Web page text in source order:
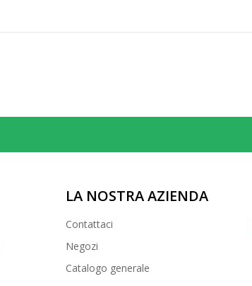
LA NOSTRA AZIENDA
Contattaci
Negozi
Catalogo generale